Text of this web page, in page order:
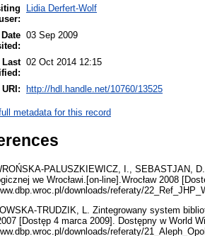
Lidia Derfert-Wolf
Date 03 Sep 2009
Last 02 Oct 2014 12:15
URI: http://hdl.handle.net/10760/13525
metadata for this record
PALUSZKIEWICZ, I., SEBASTJAN,
we Wrocławi.[on-line].Wrocław 2008
downloads/referaty/
TRUDZIK, L. Zintegrowany system
[Dostęp 4 marca 2009]. Dostępny w World
downloads/referaty/